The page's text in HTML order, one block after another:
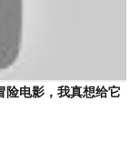
险电影，我真想给它